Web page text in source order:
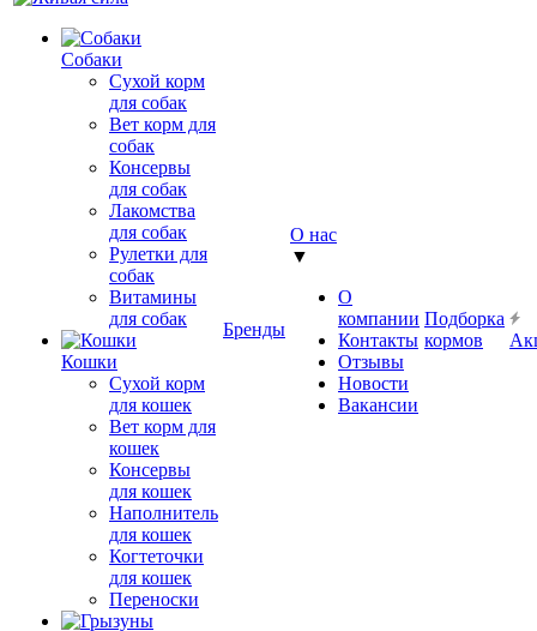
Собаки
Сухой корм
для собак
Вет корм для
собак
Консервы
для собак
Лакомства
для собак
Рулетки для
собак
Витамины
для собак
Кошки
Сухой корм
для кошек
Вет корм для
кошек
Консервы
для кошек
Наполнитель
для кошек
Когтеточки
для кошек
Переноски
Бренды
О нас
▼
О
компании
Контакты
Отзывы
Новости
Вакансии
Подборка
кормов